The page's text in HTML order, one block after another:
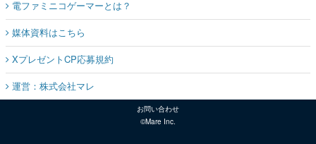
電ファミニコゲーマーとは？
媒体資料はこちら
XプレゼントCP応募規約
運営：株式会社マレ
お問い合わせ
©Mare Inc.